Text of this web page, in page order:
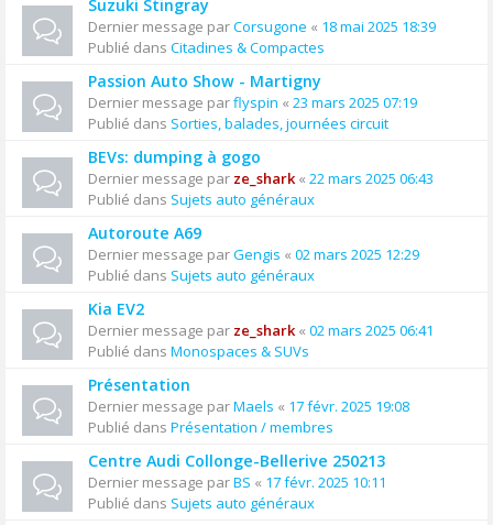
Suzuki Stingray
Dernier message parCorsugone « 18 mai 2025 18:39
Publié dans Citadines & Compactes
Passion Auto Show - Martigny
Dernier message parflyspin « 23 mars 2025 07:19
Publié dans Sorties, balades, journées circuit
BEVs: dumping à gogo
Dernier message par ze_shark« 22 mars 2025 06:43
Publié dans Sujets auto généraux
Autoroute A69
Dernier message parGengis « 02 mars 2025 12:29
Publié dans Sujets auto généraux
Kia EV2
Dernier message par ze_shark« 02 mars 2025 06:41
Publié dans Monospaces & SUVs
Présentation
Dernier message parMaels « 17 févr. 2025 19:08
Publié dans Présentation / membres
Centre Audi Collonge-Bellerive 250213
Dernier message parBS « 17 févr. 2025 10:11
Publié dans Sujets auto généraux